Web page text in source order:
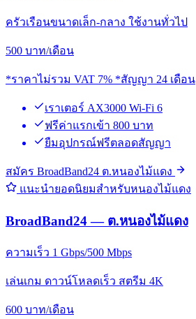
ครัวเรือนขนาดเล็ก-กลาง ใช้งานทั่วไป
500 บาท/เดือน
*ราคาไม่รวม VAT 7% *สัญญา 24 เดือน
เราเตอร์ AX3000 Wi-Fi 6
ฟรีค่าแรกเข้า 800 บาท
ยืมอุปกรณ์ฟรีตลอดสัญญา
สมัคร BroadBand24 ต.หนองไม้แดง
แนะนำยอดนิยมสำหรับหนองไม้แดง
BroadBand24 — ต.หนองไม้แดง
ความเร็ว 1 Gbps/500 Mbps
เล่นเกม ดาวน์โหลดเร็ว สตรีม 4K
600 บาท/เดือน